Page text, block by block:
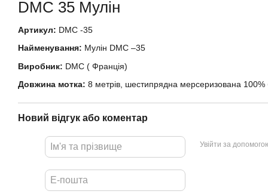
DMC 35 Мулін
Артикул: DMC -35
Найменування: Мулін DMC –35
Виробник: DMC ( Франція)
Довжина мотка: 8 метрів, шестипрядна мерсеризована 100%
Новий відгук або коментар
Увійти за